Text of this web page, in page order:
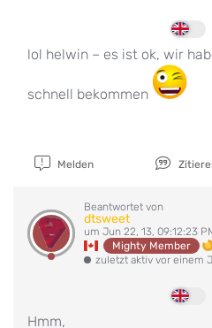
lol helwin – es ist ok, wir
schnell bekommen
Melden
Beantwortet von
dtsweet
um Jun 22, 13, 09:12:23
Mighty Member
zuletzt aktiv vor einem
Hmm,